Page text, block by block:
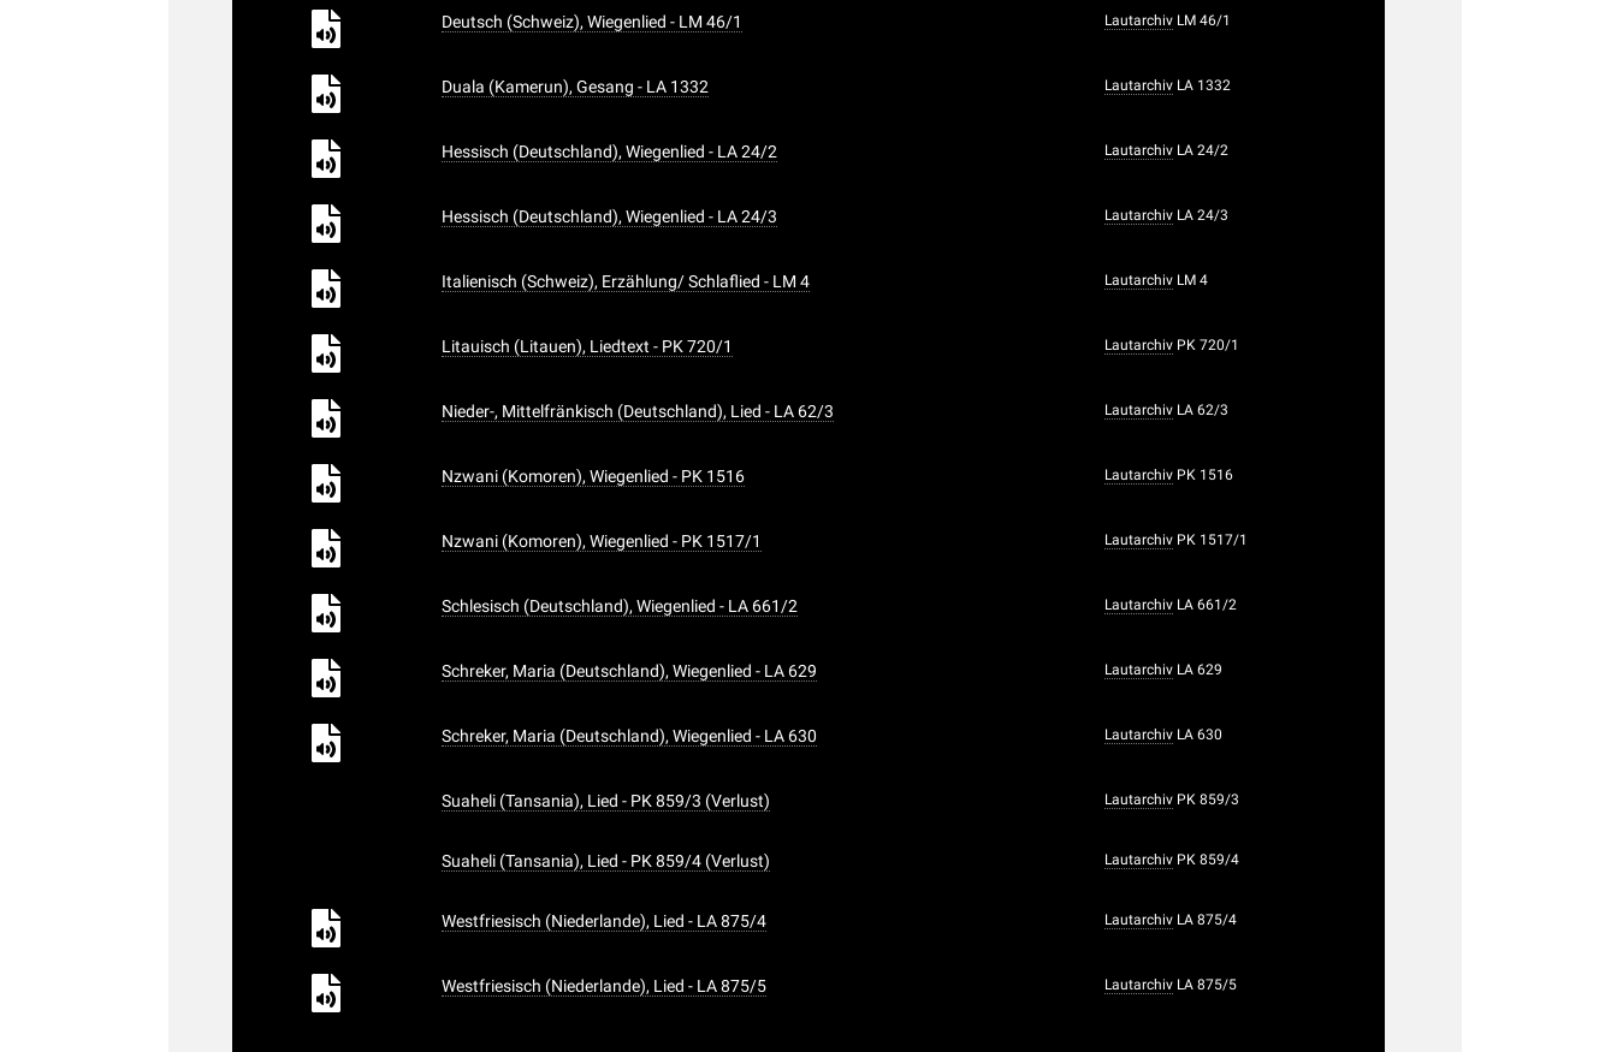
Deutsch (Schweiz), Wiegenlied - LM 46/1 Lautarchiv LM 46/1
Duala (Kamerun), Gesang - LA 1332 Lautarchiv LA 1332
Hessisch (Deutschland), Wiegenlied - LA 24/2 Lautarchiv LA 24/2
Hessisch (Deutschland), Wiegenlied - LA 24/3 Lautarchiv LA 24/3
Italienisch (Schweiz), Erzählung/ Schlaflied - LM 4 Lautarchiv LM 4
Litauisch (Litauen), Liedtext - PK 720/1 Lautarchiv PK 720/1
Nieder-, Mittelfränkisch (Deutschland), Lied - LA 62/3 Lautarchiv LA 62/3
Nzwani (Komoren), Wiegenlied - PK 1516 Lautarchiv PK 1516
Nzwani (Komoren), Wiegenlied - PK 1517/1 Lautarchiv PK 1517/1
Schlesisch (Deutschland), Wiegenlied - LA 661/2 Lautarchiv LA 661/2
Schreker, Maria (Deutschland), Wiegenlied - LA 629 Lautarchiv LA 629
Schreker, Maria (Deutschland), Wiegenlied - LA 630 Lautarchiv LA 630
Suaheli (Tansania), Lied - PK 859/3 (Verlust) Lautarchiv PK 859/3
Suaheli (Tansania), Lied - PK 859/4 (Verlust) Lautarchiv PK 859/4
Westfriesisch (Niederlande), Lied - LA 875/4 Lautarchiv LA 875/4
Westfriesisch (Niederlande), Lied - LA 875/5 Lautarchiv LA 875/5